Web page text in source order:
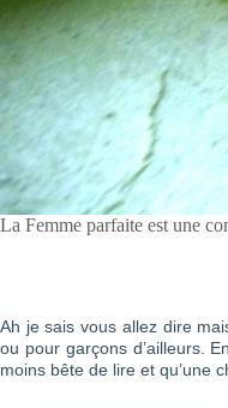
La Femme parfaite est une
Ah je sais vous allez dire
ou pour garçons d’ailleurs.
moins bête de lire et qu’une